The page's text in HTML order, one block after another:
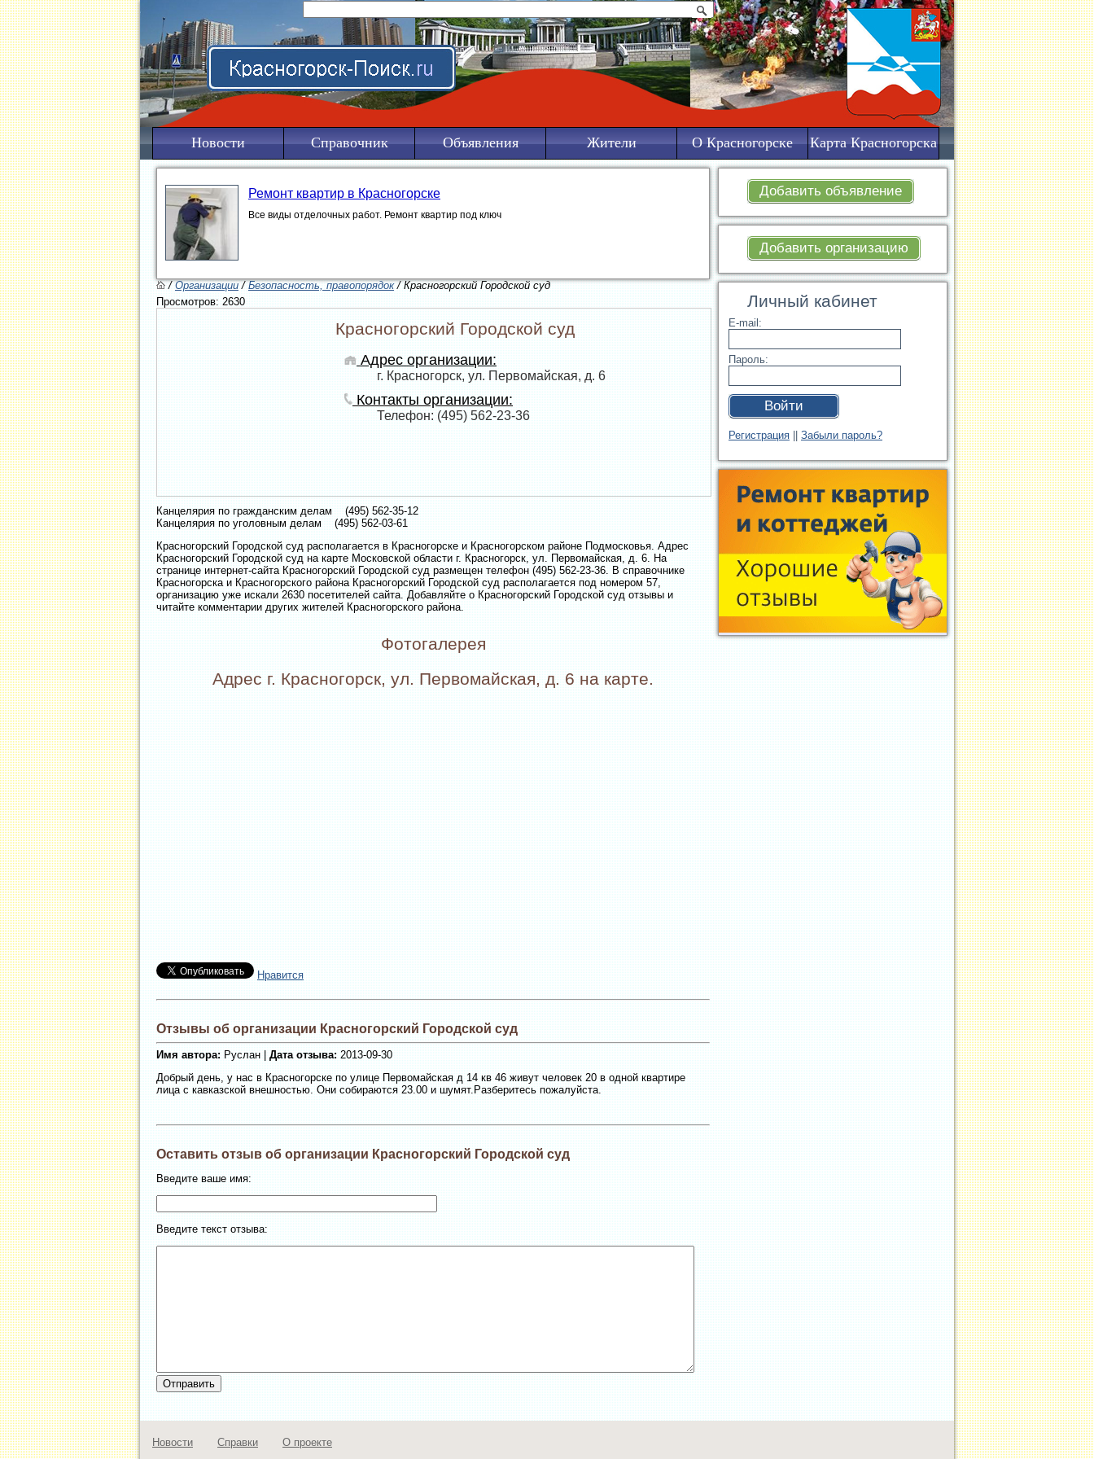
Новости Справочник Объявления Жители О Красногорске Карта Красногорска
Добавить объявление
Добавить организацию
Личный кабинет
E-mail:
Пароль:
Войти
Регистрация Забыли пароль?
Ремонт квартир в Красногорске
Все виды отделочных работ. Ремонт квартир под ключ
/Организации/Безопасность, правопорядок/ Красногорский Городской суд
Просмотров: 2630
Красногорский Городской суд
Адрес организации:
г. Красногорск, ул. Первомайская, д. 6
Контакты организации:
Телефон: (495) 562-23-36
Канцелярия по гражданским делам (495) 562-35-12
Канцелярия по уголовным делам (495) 562-03-61
Красногорский Городской суд располагается в Красногорске и Красногорском районе Подмосковья. Адрес
Красногорский Городской суд на карте Московской области г. Красногорск, ул. Первомайская, д. 6. На
странице интернет-сайта Красногорский Городской суд размещен телефон (495) 562-23-36. В справочнике
Красногорска и Красногорского района Красногорский Городской суд располагается под номером 57,
организацию уже искали 2630 посетителей сайта. Добавляйте о Красногорский Городской суд отзывы и
читайте комментарии других жителей Красногорского района.
Фотогалерея
Адрес г. Красногорск, ул. Первомайская, д. 6 на карте.
Нравится
Отзывы об организации Красногорский Городской суд
Имя автора: Руслан |Дата отзыва:2013-09-30
Добрый день, у нас в Красногорске по улице Первомайская д 14 кв 46 живут человек 20 в одной квартире
лица с кавказской внешностью. Они собираются 23.00 и шумят.Разберитесь пожалуйста.
Оставить отзыв об организации Красногорский Городской суд
Введите ваше имя:
Введите текст отзыва:
Новости Справки О проекте